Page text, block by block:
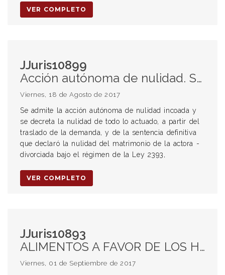
VER COMPLETO
JJuris10899
Acción autónoma de nulidad. Sentencia de nulidad de matrimonio. Fraude procesal.
Viernes, 18 de Agosto de 2017
Se admite la acción autónoma de nulidad incoada y
se decreta la nulidad de todo lo actuado, a partir del
traslado de la demanda, y de la sentencia definitiva
que declaró la nulidad del matrimonio de la actora -
divorciada bajo el régimen de la Ley 2393,
VER COMPLETO
JJuris10893
ALIMENTOS A FAVOR DE LOS HIJOS. Incumplimiento. Violencia económica. Medidas conminatorias.
Viernes, 01 de Septiembre de 2017